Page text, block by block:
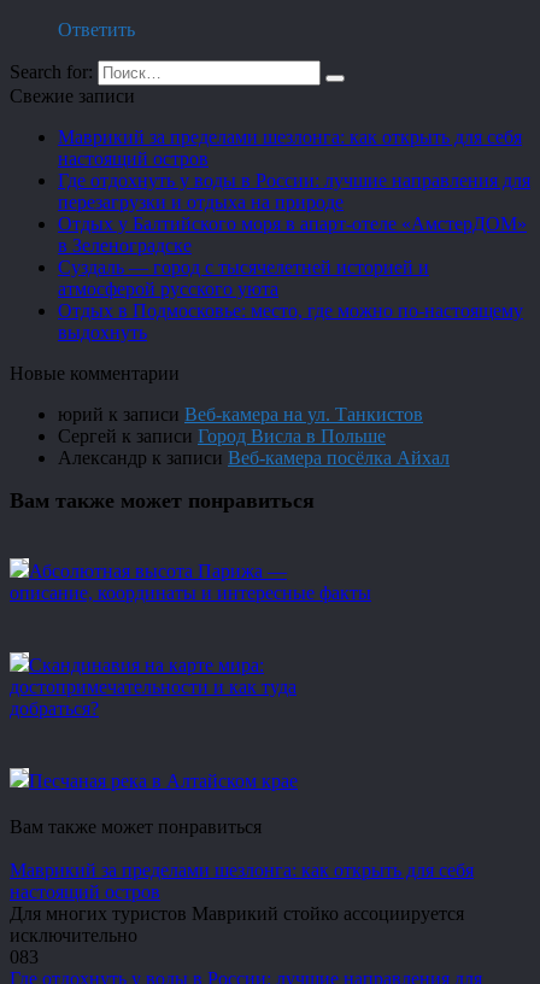
Ответить
Search for:
Свежие записи
Маврикий за пределами шезлонга: как открыть для себя
настоящий остров
Где отдохнуть у воды в России: лучшие направления для
перезагрузки и отдыха на природе
Отдых у Балтийского моря в апарт-отеле «АмстерДОМ»
в Зеленоградске
Суздаль — город с тысячелетней историей и
атмосферой русского уюта
Отдых в Подмосковье: место, где можно по-настоящему
выдохнуть
Новые комментарии
юрий к записи Веб-камера на ул. Танкистов
Сергей к записи Город Висла в Польше
Александр к записи Веб-камера посёлка Айхал
Вам также может понравиться
Абсолютная высота Парижа —
описание, координаты и интересные факты
Скандинавия на карте мира:
достопримечательности и как туда
добраться?
Песчаная река в Алтайском крае
Вам также может понравиться
Маврикий за пределами шезлонга: как открыть для себя
настоящий остров
Для многих туристов Маврикий стойко ассоциируется
исключительно
083
Где отдохнуть у воды в России: лучшие направления для